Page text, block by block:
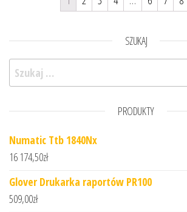
SZUKAJ
Szukaj:
PRODUKTY
Numatic Ttb 1840Nx
16 174,50zł
Glover Drukarka raportów PR100
509,00zł